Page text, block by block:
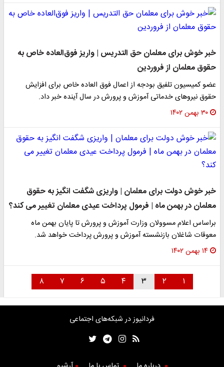
خبر خوش برای معلمان حق التدریس | واریز فوق‌العاده خاص به
حقوق معلمان از فروردین
عضو کمیسیون تلفیق بودجه از اعمال فوق العاده خاص برای افزایش
حقوق نیروهای خدماتی آموزش و پرورش در سال آینده خبر داد.
۳۰ بهمن ۱۴۰۲
خبر خوش دولت برای معلمان | واریزی شگفت انگیز به حقوق
معلمان در بهمن ماه | فرمول پرداخت عیدی معلمان تغییر می کند؟
براساس اعلام مسوولان وزارت آموزش و پرورش تا پایان بهمن ماه
معوقات شاغلان بازنشسته آموزش و پرورش پرداخت خواهد شد.
۱۴ بهمن ۱۴۰۲
۱ ۲ ۳ ۴ ۵ ۶ ۷ ۸
فردانیوز در شبکه‌های اجتماعی